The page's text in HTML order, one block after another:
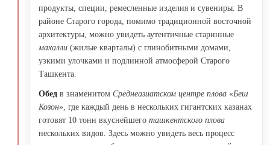
продукты, специи, ремесленные изделия и сувениры. В
районе Старого города, помимо традиционной восточной
архитектуры, можно увидеть аутентичные старинные
махалли (жилые кварталы) с глинобитными домами,
узкими улочками и подлинной атмосферой Старого
Ташкента.
Обед в знаменитом Среднеазиатском центре плова «Беш
Козон», где каждый день в нескольких гигантских казанах
готовят 10 тонн вкуснейшего ташкентского плова
нескольких видов. Здесь можно увидеть весь процесс